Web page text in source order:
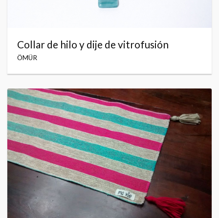
Collar de hilo y dije de vitrofusión
ÖMÜR